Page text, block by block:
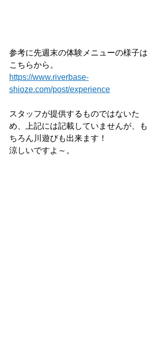
参考に先週末の体験メニューの様子は
こちらから。
https://www.riverbase-
shioze.com/post/experience
スタッフが提供するものではないた
め、上記には記載していませんが、も
ちろん川遊びも出来ます！
涼しいですよ～。